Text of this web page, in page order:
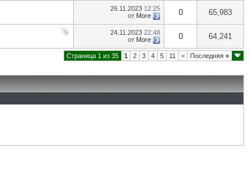
26.11.2023 12:25
от More 0 65,983
24.11.2023 22:48
от More 0 64,241
Страница 1 из 35 1 2 3 4 5 11 > Последняя »